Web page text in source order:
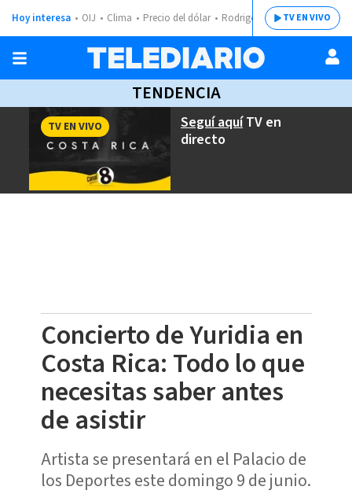
Hoy interesa OIJ Clima Precio del dólar Rodrigo ChavesTV EN VIVO
TENDENCIA
Seguí aquíTV en
directo
TV EN VIVO
Concierto de Yuridia en
Costa Rica: Todo lo que
necesitas saber antes
de asistir
Artista se presentará en el Palacio de
los Deportes este domingo 9 de junio.